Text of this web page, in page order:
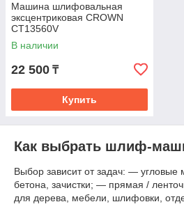
Машина шлифовальная
эксцентриковая CROWN
CT13560V
В наличии
22 500 ₸
Купить
Как выбрать шлиф-
Выбор зависит от задач: —
бетона, зачистки; — прямая /
для дерева, мебели, шлифовки,